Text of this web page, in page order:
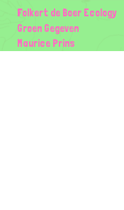
Folkert de Boer Ecology
Groen Gegeven
Maurice Prins